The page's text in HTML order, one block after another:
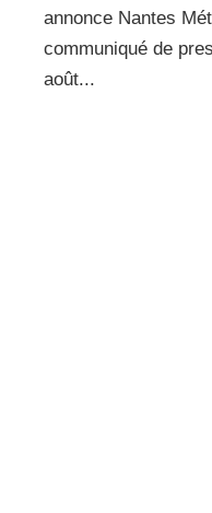
annonce Nantes
communiqué de
août...